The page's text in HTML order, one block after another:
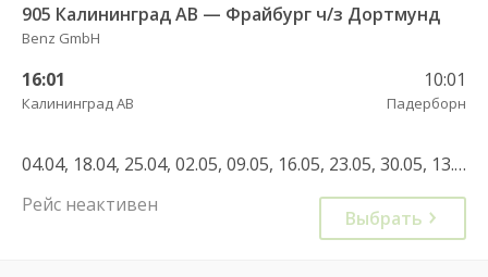
905 Калининград АВ — Фрайбург ч/з Дортмунд
Benz GmbH
16:01
Калининград АВ
10:01
Падерборн
04.04, 18.04, 25.04, 02.05, 09.05, 16.05, 23.05, 30.05, 13.06, 23.06, 30.06, 04.07, 11.07, 14.07, 28.07, 08.08, 15.08, 22.08, 06.09, 17.10, 02.05, 11.07, 18.07, 20.07, 24.07, 07.08
Рейс неактивен
Выбрать